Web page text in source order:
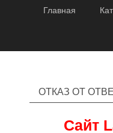
Главная
ОТКАЗ ОТ
Сайт